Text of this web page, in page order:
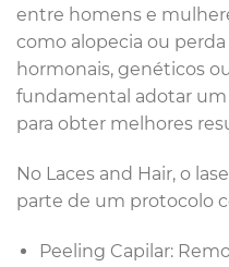
entre homens e
como alopecia ou
hormonais, genéticos
fundamental adotar
para obter melhores
No Laces and Hair, o
parte de um protocolo
Peeling Capilar: